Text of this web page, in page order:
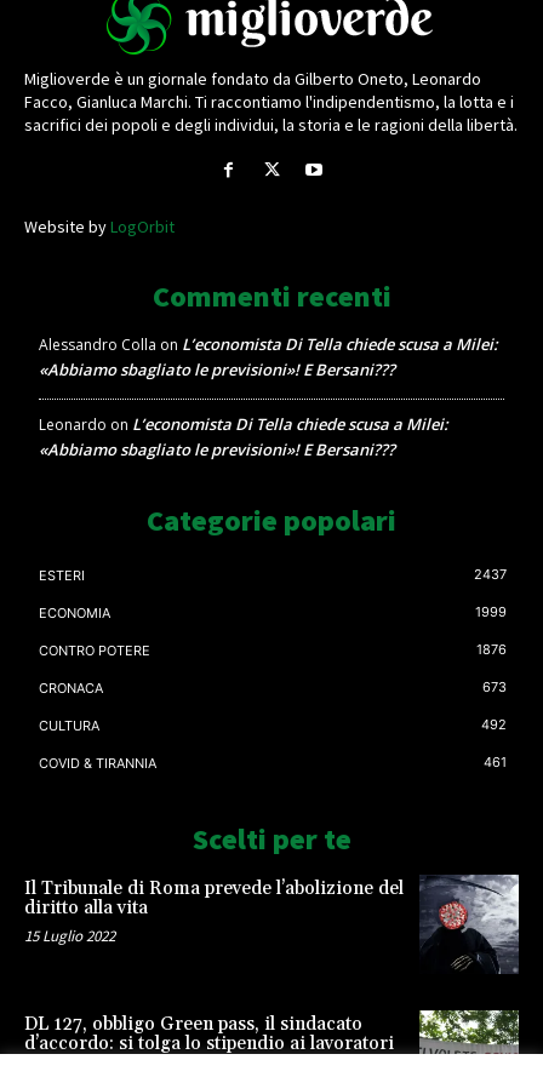
Miglioverde è un giornale fondato da Gilberto Oneto, Leonardo
Facco, Gianluca Marchi. Ti raccontiamo l'indipendentismo, la lotta e i
sacrifici dei popoli e degli individui, la storia e le ragioni della libertà.
Website byLogOrbit
Commenti recenti
Alessandro Colla on L’economista Di Tella chiede scusa a Milei:
«Abbiamo sbagliato le previsioni»! E Bersani???
Leonardo on L’economista Di Tella chiede scusa a Milei:
«Abbiamo sbagliato le previsioni»! E Bersani???
Categorie popolari
ESTERI 2437
ECONOMIA 1999
CONTRO POTERE 1876
CRONACA 673
CULTURA 492
COVID & TIRANNIA 461
Scelti per te
Il Tribunale di Roma prevede l’abolizione del
diritto alla vita
15 Luglio 2022
DL 127, obbligo Green pass, il sindacato
d’accordo: si tolga lo stipendio ai lavoratori